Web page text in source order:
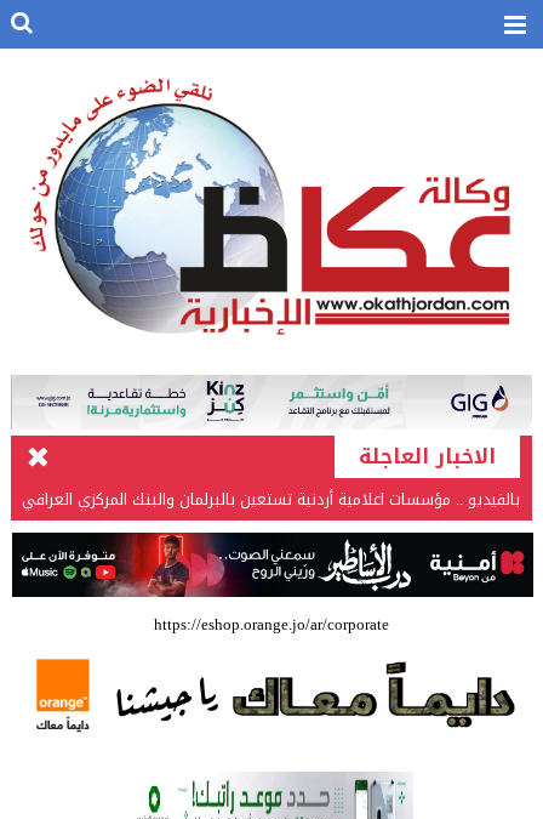
الاخبار العاجلة
بالفيديو .. مؤسسات اعلامية أردنية تستعين بالبرلمان والبنك المركزي العراقي
في قضيتها مع طارق الحسن
بالفيديو .. إرادة القائد ثم التعليم ثم الصناعة والزراعة قذفت ببنجلاديش خلال
عشرين عاما من دخل الفرد ٤٠٠$ سنويا الى ٦٠٠٠ $ ، فهل نستطيع ؟؟؟؟؟
شركة تسابيح للسياحة والسفر تسير اول رحلة لحجاج بيت الله الحرام عبر مطار
الملكة علياء الدولي – صور
العلمية الثقافية الأردنية
https://eshop.orange.jo/ar/corporate